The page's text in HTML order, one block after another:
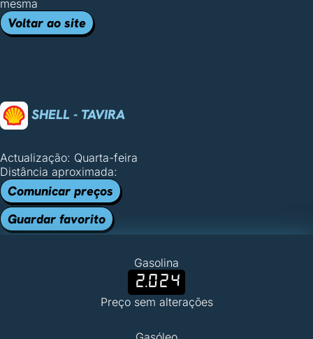
mesma
Voltar ao site
SHELL - TAVIRA
Actualização: Quarta-feira
Distância aproximada:
Comunicar preços
Guardar favorito
Gasolina
2.024
Preço sem alterações